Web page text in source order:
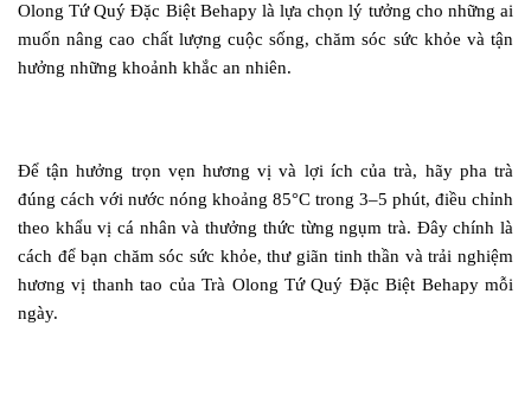
Olong Tứ Quý Đặc Biệt Behapy là lựa chọn lý tưởng cho những ai
muốn nâng cao chất lượng cuộc sống, chăm sóc sức khỏe và tận
hưởng những khoảnh khắc an nhiên.
Để tận hưởng trọn vẹn hương vị và lợi ích của trà, hãy pha trà
đúng cách với nước nóng khoảng 85°C trong 3–5 phút, điều chỉnh
theo khẩu vị cá nhân và thưởng thức từng ngụm trà. Đây chính là
cách để bạn chăm sóc sức khỏe, thư giãn tinh thần và trải nghiệm
hương vị thanh tao của Trà Olong Tứ Quý Đặc Biệt Behapy mỗi
ngày.